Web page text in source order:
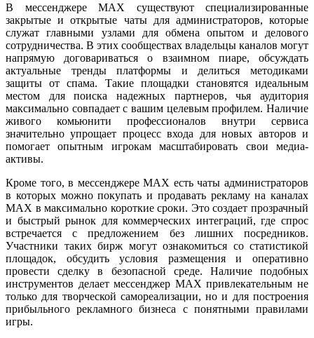
В мессенджере MAX существуют специализированные
закрытые и открытые чаты для администраторов, которые
служат главными узлами для обмена опытом и делового
сотрудничества. В этих сообществах владельцы каналов могут
напрямую договариваться о взаимном пиаре, обсуждать
актуальные тренды платформы и делиться методиками
защиты от спама. Такие площадки становятся идеальным
местом для поиска надежных партнеров, чья аудитория
максимально совпадает с вашим целевым профилем. Наличие
живого комьюнити профессионалов внутри сервиса
значительно упрощает процесс входа для новых авторов и
помогает опытным игрокам масштабировать свои медиа-
активы.
Кроме того, в мессенджере MAX есть чаты администраторов
в которых можно покупать и продавать рекламу на каналах
MAX в максимально короткие сроки. Это создает прозрачный
и быстрый рынок для коммерческих интеграций, где спрос
встречается с предложением без лишних посредников.
Участники таких бирж могут ознакомиться со статистикой
площадок, обсудить условия размещения и оперативно
провести сделку в безопасной среде. Наличие подобных
инструментов делает мессенджер MAX привлекательным не
только для творческой самореализации, но и для построения
прибыльного рекламного бизнеса с понятными правилами
игры.